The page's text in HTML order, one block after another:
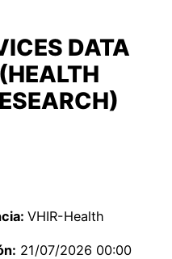
DATA
VHIR-Health
21/07/2026 00:00